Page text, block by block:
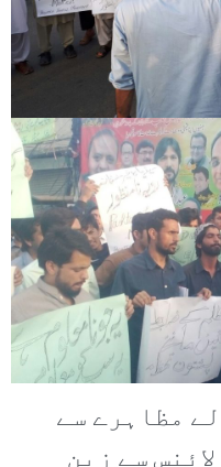
مظاہرے سے